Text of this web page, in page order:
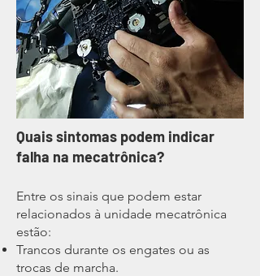
Quais sintomas podem indicar
falha na mecatrônica?
Entre os sinais que podem estar
relacionados à unidade mecatrônica
estão:
Trancos durante os engates ou as
trocas de marcha.